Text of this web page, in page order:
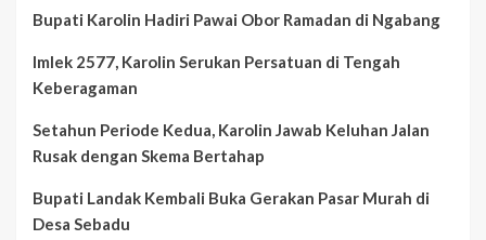
Bupati Karolin Hadiri Pawai Obor Ramadan di Ngabang
Imlek 2577, Karolin Serukan Persatuan di Tengah
Keberagaman
Setahun Periode Kedua, Karolin Jawab Keluhan Jalan
Rusak dengan Skema Bertahap
Bupati Landak Kembali Buka Gerakan Pasar Murah di
Desa Sebadu